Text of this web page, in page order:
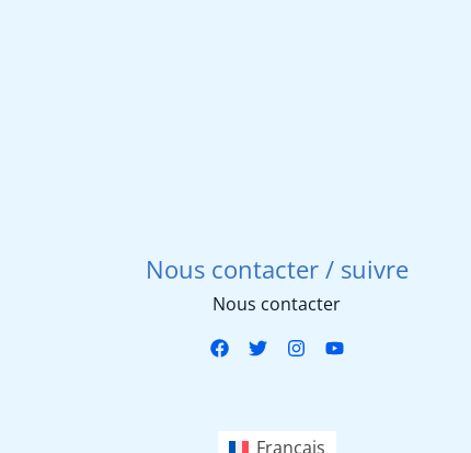
Nous contacter / suivre
Nous contacter
Français